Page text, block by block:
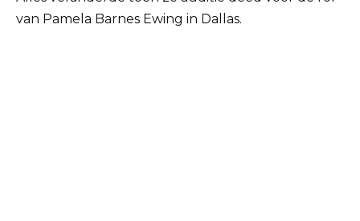
van Pamela Barnes Ewing in Dallas.